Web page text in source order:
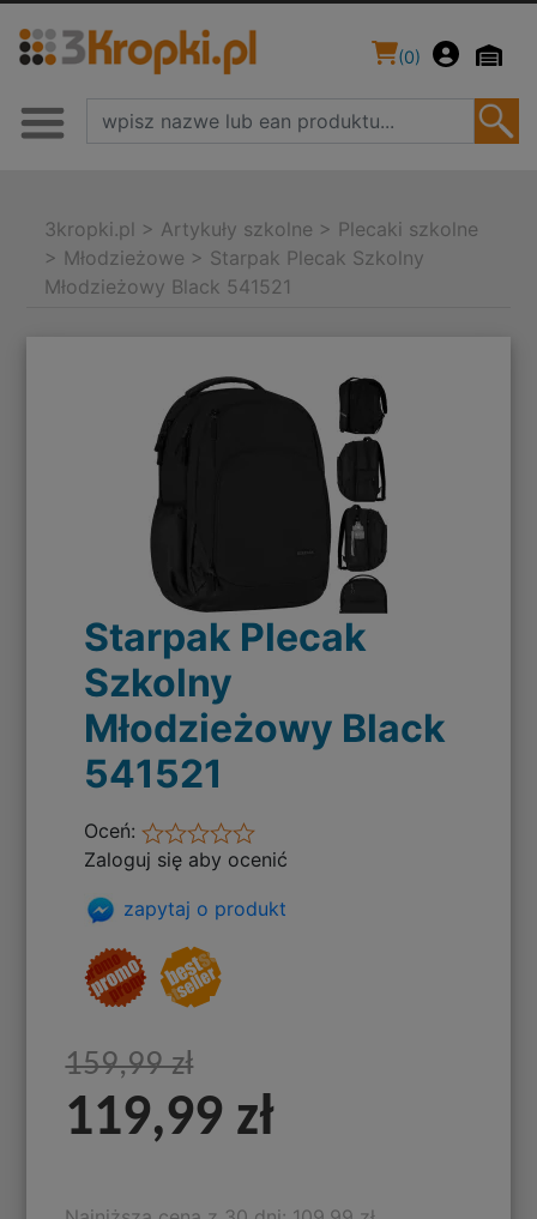
(0)
3kropki.pl > Artykuły szkolne > Plecaki szkolne
> Młodzieżowe > Starpak Plecak Szkolny
Młodzieżowy Black 541521
Starpak Plecak
Szkolny
Młodzieżowy Black
541521
Oceń:
Zaloguj się aby ocenić
zapytaj o produkt
159,99 zł
119,99 zł